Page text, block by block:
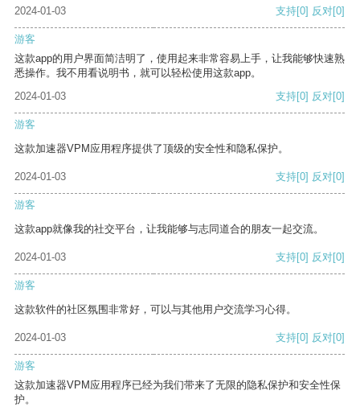
2024-01-03 支持[0] 反对[0]
游客
这款app的用户界面简洁明了，使用起来非常容易上手，让我能够快速熟
悉操作。我不用看说明书，就可以轻松使用这款app。
2024-01-03
支持[0] 反对[0]
游客
这款加速器VPM应用程序提供了顶级的安全性和隐私保护。
2024-01-03 支持[0] 反对[0]
游客
这款app就像我的社交平台，让我能够与志同道合的朋友一起交流。
2024-01-03 支持[0] 反对[0]
游客
这款软件的社区氛围非常好，可以与其他用户交流学习心得。
2024-01-03 支持[0] 反对[0]
游客
这款加速器VPM应用程序已经为我们带来了无限的隐私保护和安全性保
护。